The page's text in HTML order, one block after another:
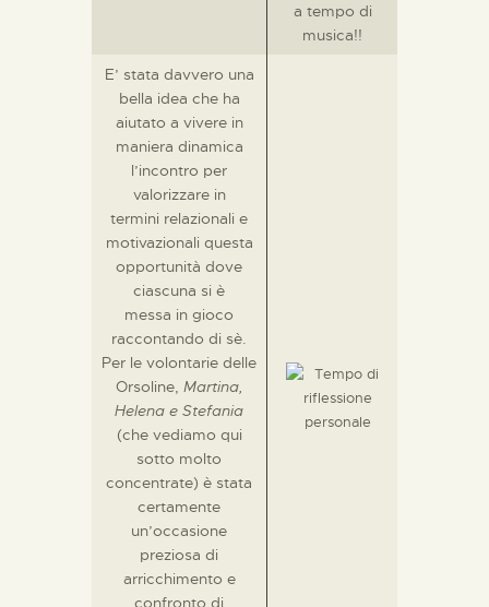
a tempo di
musica!!
E’ stata davvero una
bella idea che ha
aiutato a vivere in
maniera dinamica
l’incontro per
valorizzare in
termini relazionali e
motivazionali questa
opportunità dove
ciascuna si è
messa in gioco
raccontando di sè.
Per le volontarie delle
Orsoline, Martina,
Helena e Stefania
(che vediamo qui
sotto molto
concentrate) è stata
certamente
un’occasione
preziosa di
arricchimento e